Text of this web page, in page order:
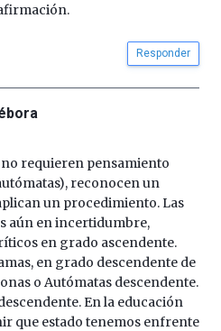
Responder
requieren pensamiento
reconocen un
un procedimiento. Las
aún en incertidumbre,
en grado ascendente.
en grado descendente de
o Autómatas descendente.
En la educación
que estado tenemos enfrente